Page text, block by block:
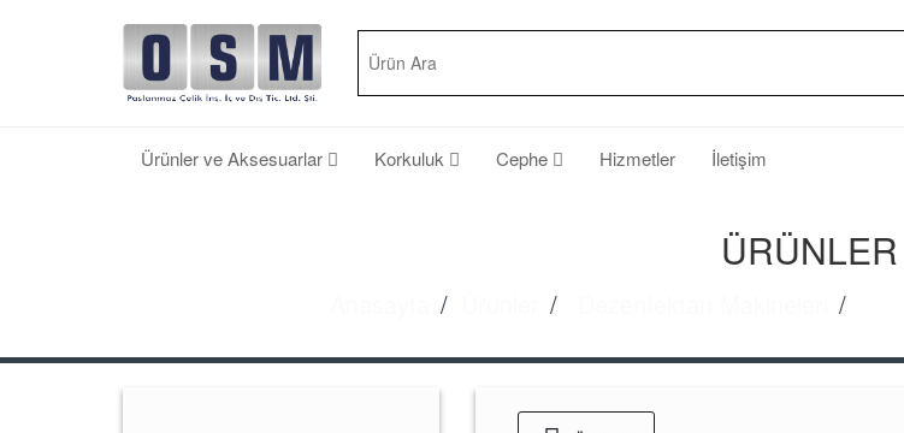
Ürünler ve Aksesuarlar Korkuluk Cephe Hizmetler İletişim
ÜRÜNLER